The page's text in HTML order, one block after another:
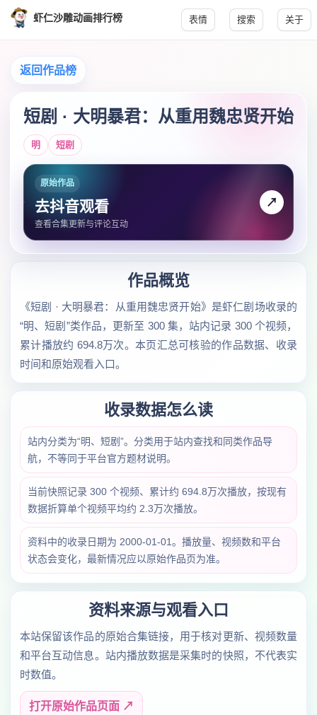
虾仁沙雕动画排行榜 表情 搜索 关于
返回作品榜
短剧 · 大明暴君：从重用魏忠贤开始
明 短剧
原始作品
去抖音观看
查看合集更新与评论互动
↗
作品概览
《短剧 · 大明暴君：从重用魏忠贤开始》是虾仁剧场收录的
“明、短剧”类作品，更新至 300 集，站内记录 300 个视频，
累计播放约 694.8万次。本页汇总可核验的作品数据、收录
时间和原始观看入口。
收录数据怎么读
站内分类为“明、短剧”。分类用于站内查找和同类作品导
航，不等同于平台官方题材说明。
当前快照记录 300 个视频、累计约 694.8万次播放，按现有
数据折算单个视频平均约 2.3万次播放。
资料中的收录日期为 2000-01-01。播放量、视频数和平台
状态会变化，最新情况应以原始作品页为准。
资料来源与观看入口
本站保留该作品的原始合集链接，用于核对更新、视频数量
和平台互动信息。站内播放数据是采集时的快照，不代表实
时数值。
打开原始作品页面 ↗